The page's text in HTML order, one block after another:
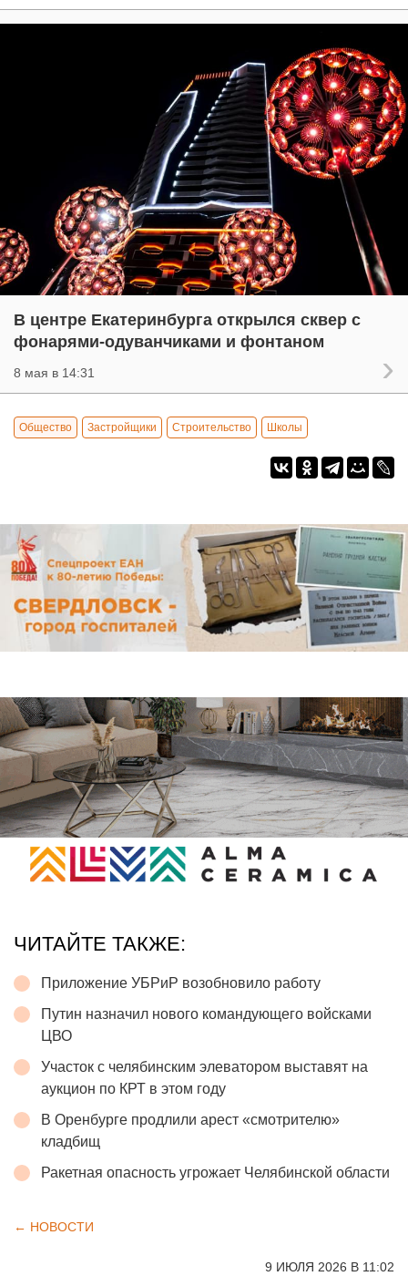
В центре Екатеринбурга открылся сквер с
фонарями-одуванчиками и фонтаном
8 мая в 14:31
Общество Застройщики Строительство Школы
ЧИТАЙТЕ ТАКЖЕ:
Приложение УБРиР возобновило работу
Путин назначил нового командующего войсками
ЦВО
Участок с челябинским элеватором выставят на
аукцион по КРТ в этом году
В Оренбурге продлили арест «смотрителю»
кладбищ
Ракетная опасность угрожает Челябинской области
← НОВОСТИ
9 ИЮЛЯ 2026 В 11:02